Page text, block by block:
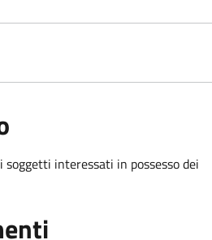
interessati in possesso dei